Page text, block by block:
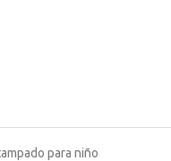
para niño